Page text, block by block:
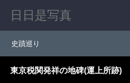
日日是写真
史蹟巡り
東京税関発祥の地碑(運上所跡)